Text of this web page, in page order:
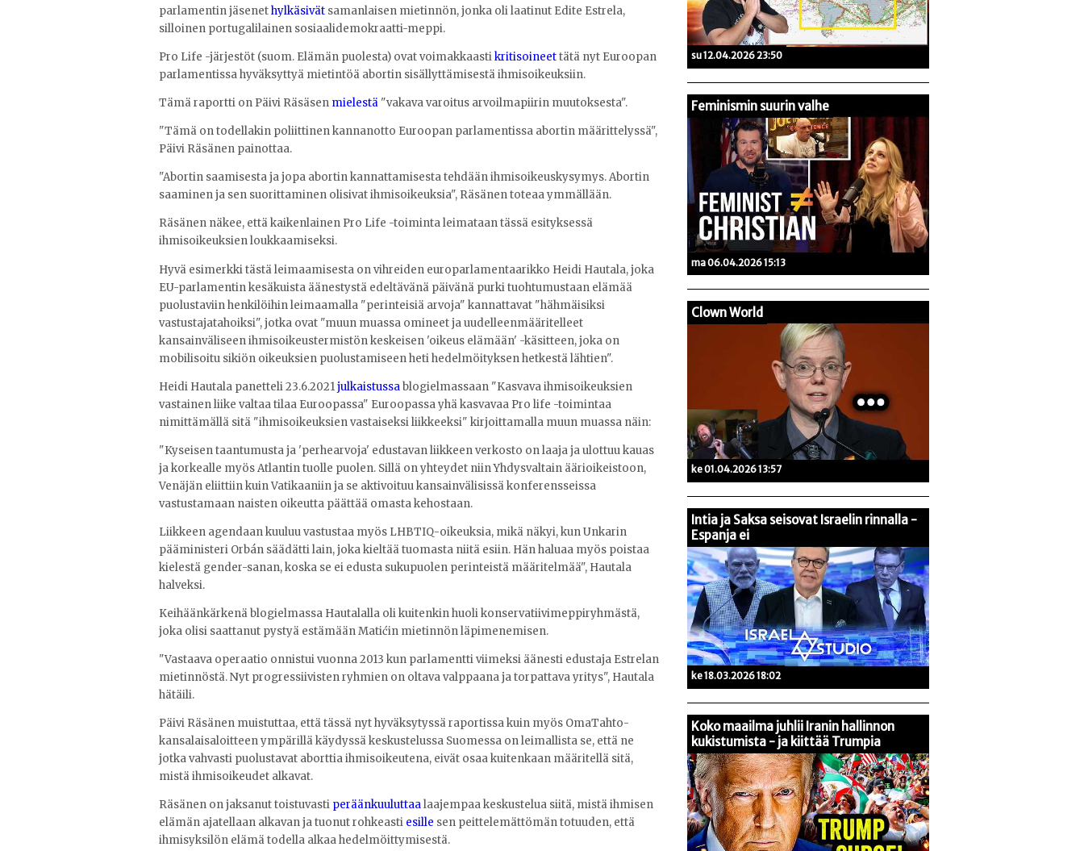
parlamentin jäsenethylkäsivät samanlaisen mietinnön, jonka oli laatinut Edite Estrela,
silloinen portugalilainen sosiaalidemokraatti-meppi.
Pro Life -järjestöt (suom. Elämän puolesta) ovat voimakkaastikritisoineettätä nyt Euroopan
parlamentissa hyväksyttyä mietintöä abortin sisällyttämisestä ihmisoikeuksiin.
Tämä raportti on Päivi Räsäsen mielestä "vakava varoitus arvoilmapiirin muutoksesta".
"Tämä on todellakin poliittinen kannanotto Euroopan parlamentissa abortin määrittelyssä",
Päivi Räsänen painottaa.
"Abortin saamisesta ja jopa abortin kannattamisesta tehdään ihmisoikeuskysymys. Abortin
saaminen ja sen suorittaminen olisivat ihmisoikeuksia", Räsänen toteaa ymmällään.
Räsänen näkee, että kaikenlainen Pro Life -toiminta leimataan tässä esityksessä
ihmisoikeuksien loukkaamiseksi.
Hyvä esimerkki tästä leimaamisesta on vihreiden europarlamentaarikko Heidi Hautala, joka
EU-parlamentin kesäkuista äänestystä edeltävänä päivänä purki tuohtumustaan elämää
puolustaviin henkilöihin leimaamalla "perinteisiä arvoja" kannattavat "hähmäisiksi
vastustajatahoiksi", jotka ovat "muun muassa omineet ja uudelleenmääritelleet
kansainväliseen ihmisoikeustermistön keskeisen 'oikeus elämään' -käsitteen, joka on
mobilisoitu sikiön oikeuksien puolustamiseen heti hedelmöityksen hetkestä lähtien".
Heidi Hautala panetteli 23.6.2021julkaistussablogielmassaan "Kasvava ihmisoikeuksien
vastainen liike valtaa tilaa Euroopassa" Euroopassa yhä kasvavaa Pro life -toimintaa
nimittämällä sitä "ihmisoikeuksien vastaiseksi liikkeeksi" kirjoittamalla muun muassa näin:
"Kyseisen taantumusta ja 'perhearvoja' edustavan liikkeen verkosto on laaja ja ulottuu kauas
ja korkealle myös Atlantin tuolle puolen. Sillä on yhteydet niin Yhdysvaltain äärioikeistoon,
Venäjän eliittiin kuin Vatikaaniin ja se aktivoituu kansainvälisissä konferensseissa
vastustamaan naisten oikeutta päättää omasta kehostaan.
Liikkeen agendaan kuuluu vastustaa myös LHBTIQ-oikeuksia, mikä näkyi, kun Unkarin
pääministeri Orbán säädätti lain, joka kieltää tuomasta niitä esiin. Hän haluaa myös poistaa
kielestä gender-sanan, koska se ei edusta sukupuolen perinteistä määritelmää", Hautala
halveksi.
Keihäänkärkenä blogielmassa Hautalalla oli kuitenkin huoli konservatiivimeppiryhmästä,
joka olisi saattanut pystyä estämään Matićin mietinnön läpimenemisen.
"Vastaava operaatio onnistui vuonna 2013 kun parlamentti viimeksi äänesti edustaja Estrelan
mietinnöstä. Nyt progressiivisten ryhmien on oltava valppaana ja torpattava yritys", Hautala
hätäili.
Päivi Räsänen muistuttaa, että tässä nyt hyväksytyssä raportissa kuin myös OmaTahto-
kansalaisaloitteen ympärillä käydyssä keskustelussa Suomessa on leimallista se, että ne
jotka vahvasti puolustavat aborttia ihmisoikeutena, eivät osaa kuitenkaan määritellä sitä,
mistä ihmisoikeudet alkavat.
Räsänen on jaksanut toistuvasti peräänkuuluttaalaajempaa keskustelua siitä, mistä ihmisen
elämän ajatellaan alkavan ja tuonut rohkeasti esille sen peittelemättömän totuuden, että
ihmisyksilön elämä todella alkaa hedelmöittymisestä.
su 12.04.2026 23:50
Feminismin suurin valhe
ma 06.04.2026 15:13
Clown World
ke 01.04.2026 13:57
Intia ja Saksa seisovat Israelin rinnalla -
Espanja ei
ke 18.03.2026 18:02
Koko maailma juhlii Iranin hallinnon
kukistumista - ja kiittää Trumpia